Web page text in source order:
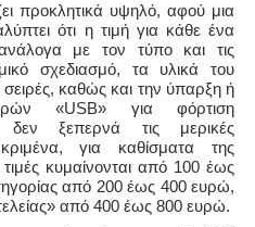
προκλητικά υψηλό, αφού μια
ότι η τιμή για κάθε ένα
με τoν τύπο και τις
σχεδιασμό, τα υλικά του
καθώς και την ύπαρξη ή
«USB» για φόρτιση
δεν ξεπερνά τις μερικές
για καθίσματα της
τιμές κυμαίνονται από 100 έως
από 200 έως 400 ευρώ,
από 400 έως 800 ευρώ.